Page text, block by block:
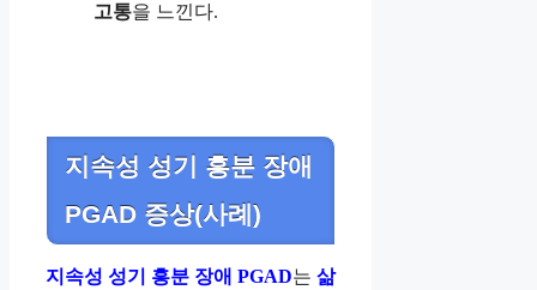
고통을 느낀다.
지속성 성기 흥분 장애
PGAD 증상(사례)
지속성 성기 흥분 장애 PGAD는 삶